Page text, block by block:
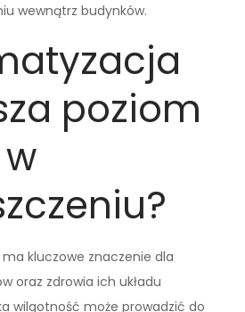
wewnątrz budynków.
poziom
kluczowe znaczenie dla
oraz zdrowia ich układu
wilgotność może prowadzić do